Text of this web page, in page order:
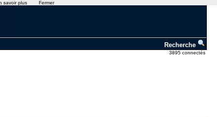
Recherche
3895 connectés
savoir plus Fermer